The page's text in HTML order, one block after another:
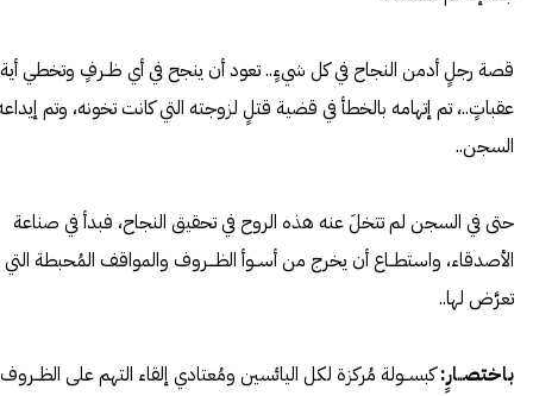
قصة رجلٍ أدمن النجاح في كل شيءٍ.. تعود أن ينجح في أي ظــرفٍ وتخطي أية
عقباتٍ..، تم إتهامه بالخطأ في قضية قتلٍ لزوجته التي كانت تخونه، وتم
السجن..
حتى في السجن لم تتخلَ عنه هذه الروح في تحقيق النجاح، فبدأ في صناعة
الأصدقاء، واستطــاع أن يخرج من أســوأ الظـــروف والمواقف المُحبطة التي
تعرَّض لها..
باختصــارٍ:كبســولة مُركزة لكل اليائسين ومُعتادي إلقاء التهم على الظــروف